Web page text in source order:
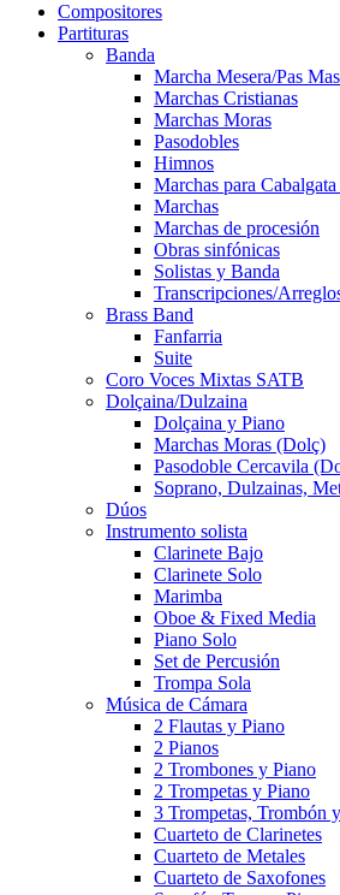
Compositores
Partituras
Banda
Marcha Mesera/Pas
Marchas Cristianas
Marchas Moras
Pasodobles
Himnos
Marchas para
Marchas
Marchas de procesión
Obras sinfónicas
Solistas y Banda
Transcripciones/
Brass Band
Fanfarria
Suite
Coro Voces Mixtas SATB
Dolçaina/Dulzaina
Dolçaina y Piano
Marchas Moras (Dolç)
Pasodoble Cercavila
Soprano, Dulzainas,
Dúos
Instrumento solista
Clarinete Bajo
Clarinete Solo
Marimba
Oboe & Fixed Media
Piano Solo
Set de Percusión
Trompa Sola
Música de Cámara
2 Flautas y Piano
2 Pianos
2 Trombones y Piano
2 Trompetas y Piano
3 Trompetas, Trombón
Cuarteto de Clarinetes
Cuarteto de Metales
Cuarteto de Saxofones